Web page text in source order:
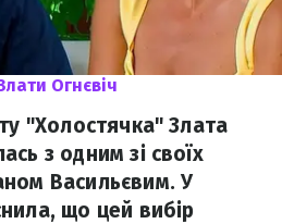
Огнєвіч
"Холостячка" Злата
з одним зі своїх
Васильєвим. У
що цей вибір